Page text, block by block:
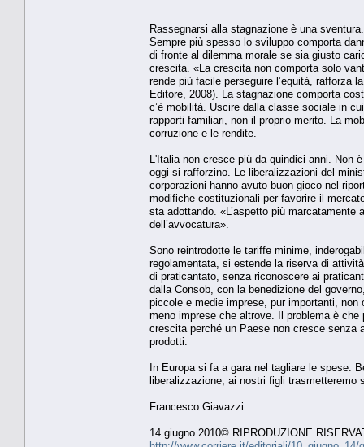
Rassegnarsi alla stagnazione è una
Sempre più spesso lo sviluppo comporta
di fronte al dilemma morale se sia giusto
crescita. «La crescita non comporta solo
rende più facile perseguire l’equità, rafforza
Editore, 2008). La stagnazione comporta
c’è mobilità. Uscire dalla classe sociale in
rapporti familiari, non il proprio merito. La
corruzione e le rendite.
L'Italia non cresce più da quindici anni. Non
oggi si rafforzino. Le liberalizzazioni del
corporazioni hanno avuto buon gioco nel
modifiche costituzionali per favorire il
sta adottando. «L’aspetto più
dell’avvocatura».
Sono reintrodotte le tariffe minime,
regolamentata, si estende la riserva di
di praticantato, senza riconoscere ai
dalla Consob, con la benedizione del
piccole e medie imprese, pur importanti,
meno imprese che altrove. Il problema è che
crescita perché un Paese non cresce senza
prodotti.
In Europa si fa a gara nel tagliare le spese.
liberalizzazione, ai nostri figli
Francesco Giavazzi
14 giugno 2010© RIPRODUZIONE